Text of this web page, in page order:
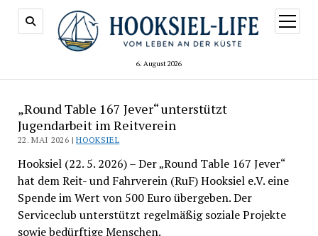
6. August 2026
Menü
öffnen
„Round Table 167 Jever“ unterstützt
Jugendarbeit im Reitverein
22. MAI 2026 |HOOKSIEL
Hooksiel (22. 5. 2026) – Der „Round Table 167 Jever“
hat dem Reit- und Fahrverein (RuF) Hooksiel e.V. eine
Spende im Wert von 500 Euro übergeben. Der
Serviceclub unterstützt regelmäßig soziale Projekte
sowie bedürftige Menschen.